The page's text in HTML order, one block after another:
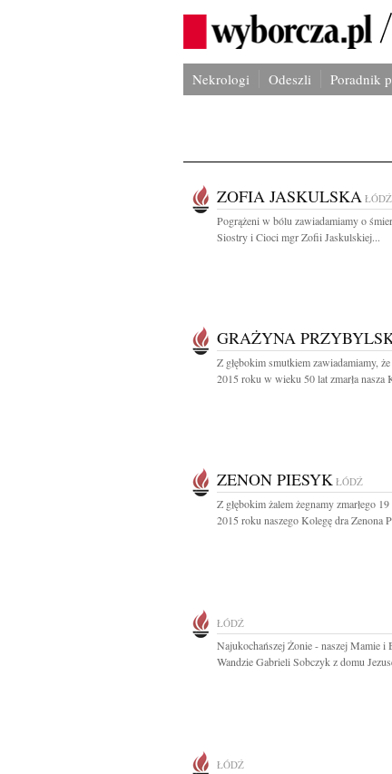
Nekrologi Odeszli Poradnik
ZOFIA JASKULSKA ŁÓDŹ
Pogrążeni w bólu zawiadamiamy o
Siostry i Cioci mgr Zofii Jaskulskiej...
GRAŻYNA
Z głębokim smutkiem zawiadamiamy,
2015 roku w wieku 50 lat zmarła nasza
ZENON PIESYK ŁÓDŹ
Z głębokim żalem żegnamy zmarłego
2015 roku naszego Kolegę dra Zenona
ŁÓDŹ
Najukochańszej Żonie - naszej Mamie i
Wandzie Gabrieli Sobczyk z domu
ŁÓDŹ